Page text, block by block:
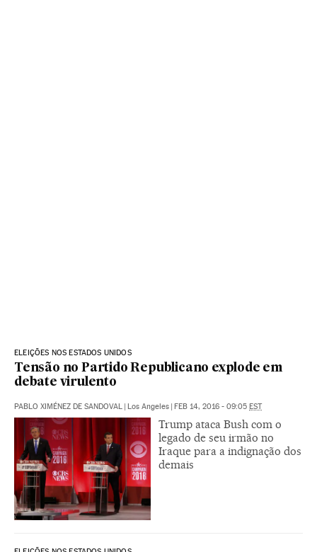
ELEIÇÕES NOS ESTADOS UNIDOS
Tensão no Partido Republicano explode em
debate virulento
PABLO XIMÉNEZ DE SANDOVAL | Los Angeles | FEB 14, 2016 - 09:05 EST
Trump ataca Bush com o
legado de seu irmão no
Iraque para a indignação dos
demais